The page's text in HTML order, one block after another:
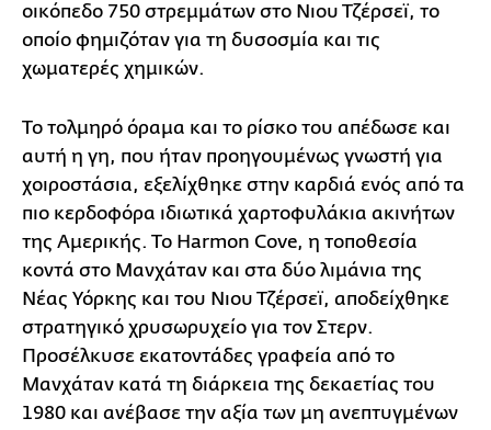
οικόπεδο 750 στρεμμάτων στο Νιου Τζέρσεϊ, το
οποίο φημιζόταν για τη δυσοσμία και τις
χωματερές χημικών.
Το τολμηρό όραμα και το ρίσκο του απέδωσε και
αυτή η γη, που ήταν προηγουμένως γνωστή για
χοιροστάσια, εξελίχθηκε στην καρδιά ενός από τα
πιο κερδοφόρα ιδιωτικά χαρτοφυλάκια ακινήτων
της Αμερικής. Το Harmon Cove, η τοποθεσία
κοντά στο Μανχάταν και στα δύο λιμάνια της
Νέας Υόρκης και του Νιου Τζέρσεϊ, αποδείχθηκε
στρατηγικό χρυσωρυχείο για τον Στερν.
Προσέλκυσε εκατοντάδες γραφεία από το
Μανχάταν κατά τη διάρκεια της δεκαετίας του
1980 και ανέβασε την αξία των μη ανεπτυγμένων